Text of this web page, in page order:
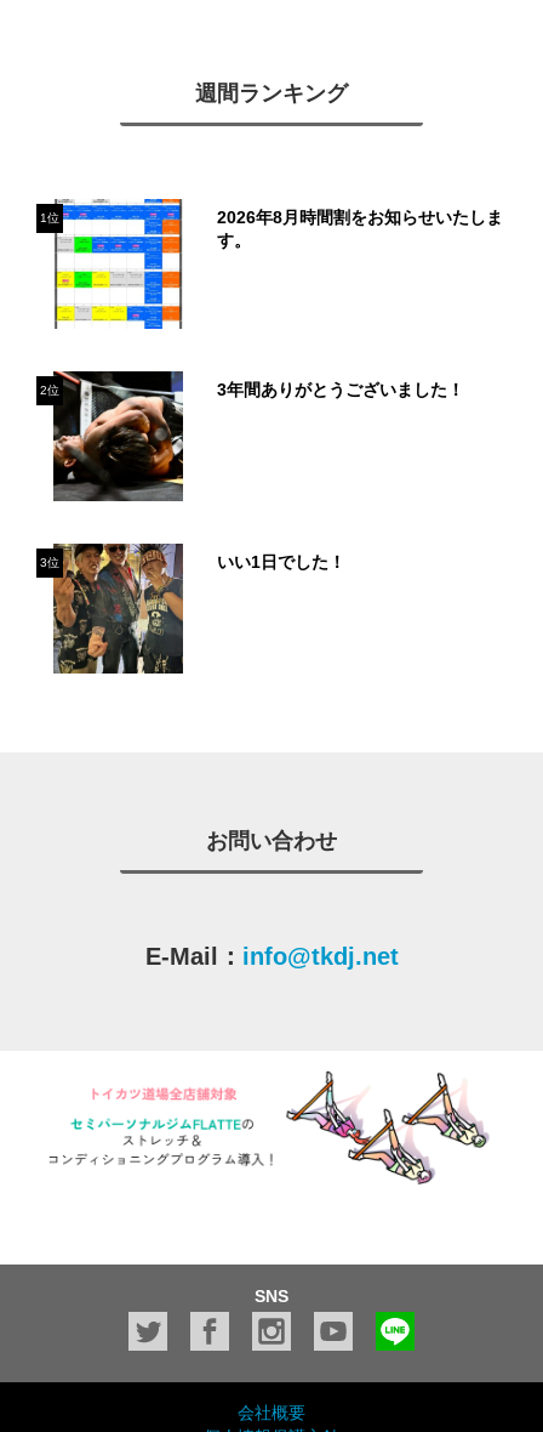
週間ランキング
1位
2026年8月時間割をお知らせいたしま
す。
2位 3年間ありがとうございました！
3位 いい1日でした！
お問い合わせ
E-Mail： info@tkdj.net
SNS
会社概要